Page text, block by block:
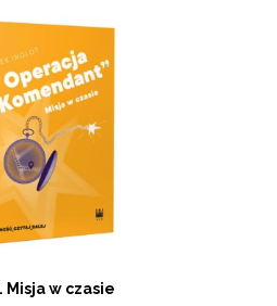
w czasie